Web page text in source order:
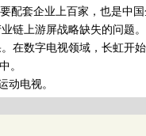
配套企业上百家，也是中
链上游屏战略缺失的问题。
数字电视领域，长虹开
。
电视。